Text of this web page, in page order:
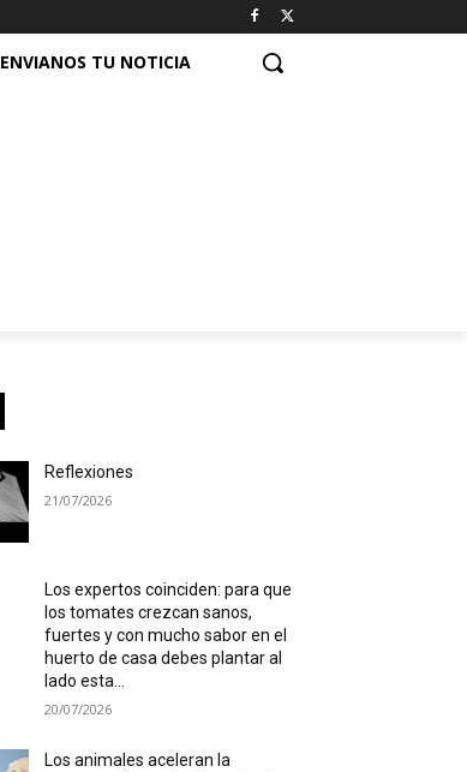
ENVIANOS TU NOTICIA
Reflexiones
21/07/2026
Los expertos coinciden: para que
los tomates crezcan sanos,
fuertes y con mucho sabor en el
huerto de casa debes plantar al
lado esta...
20/07/2026
Los animales aceleran la